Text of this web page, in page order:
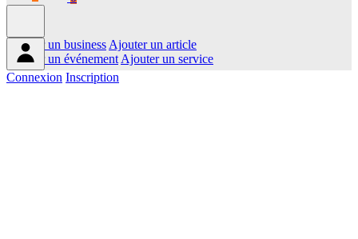
Ajouter un business Ajouter un article
Ajouter un événement Ajouter un service
Connexion Inscription